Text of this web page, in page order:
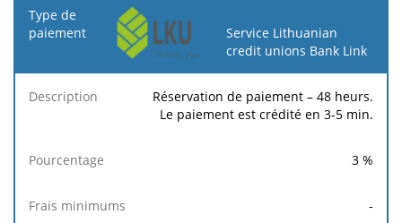
Service Lithuanian
credit unions Bank Link
Réservation de paiement – 48 heurs.
Le paiement est crédité en 3-5 min.
3 %
-